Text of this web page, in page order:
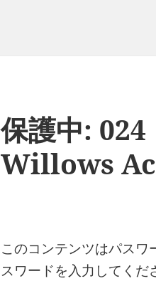
保護中:
Willows
このコンテンツはパス
スワードを入力してくだ